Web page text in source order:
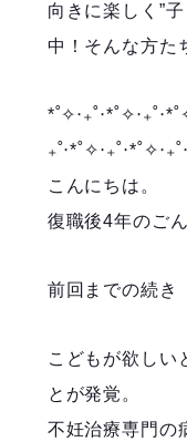
向きに楽しく”
中！そんな方た
こんにちは。
復職後4年のご
前回までの続き
こどもが欲しい
とが発覚。
不妊治療専門の